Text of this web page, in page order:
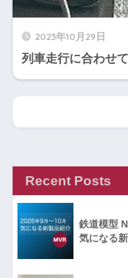
2023年10月29日
列車走行に合わせ
Recent Posts
鉄道模型
気になる